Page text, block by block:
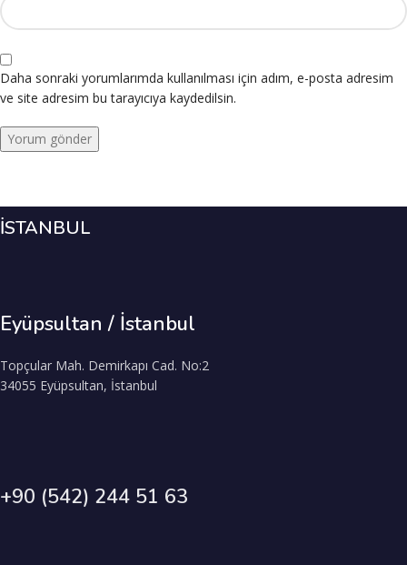
Daha sonraki yorumlarımda kullanılması için adım, e-posta adresim
ve site adresim bu tarayıcıya kaydedilsin.
İSTANBUL
Eyüpsultan / İstanbul
Topçular Mah. Demirkapı Cad. No:2
34055 Eyüpsultan, İstanbul
+90 (542) 244 51 63